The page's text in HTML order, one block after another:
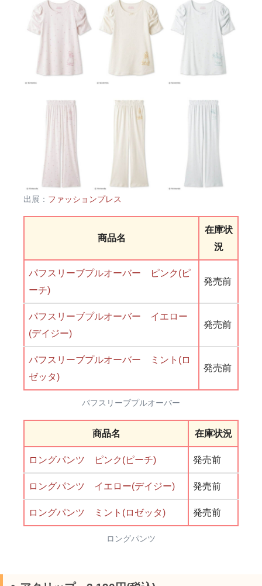
出展： ファッションプレス
商品名
在庫状
況
パフスリーブプルオーバー ピンク(ピ
ーチ)
発売前
パフスリーブプルオーバー イエロー
(デイジー)
発売前
パフスリーブプルオーバー ミント(ロ
ゼッタ)
発売前
パフスリーブプルオーバー
商品名 在庫状況
ロングパンツ ピンク(ピーチ) 発売前
ロングパンツ イエロー(デイジー) 発売前
ロングパンツ ミント(ロゼッタ) 発売前
ロングパンツ